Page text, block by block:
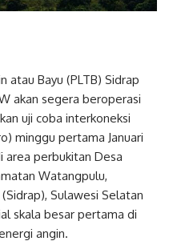
atau Bayu (PLTB) Sidrap
akan segera beroperasi
uji coba interkoneksi
minggu pertama Januari
area perbukitan Desa
Watangpulu,
Sulawesi Selatan
skala besar pertama di
angin.